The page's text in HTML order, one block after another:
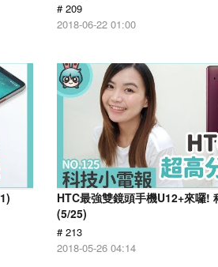
# 209
2018-06-22 01:00
HTC最強雙鏡頭手機U12+來囉!
(5/25)
# 213
2018-05-26 04:14